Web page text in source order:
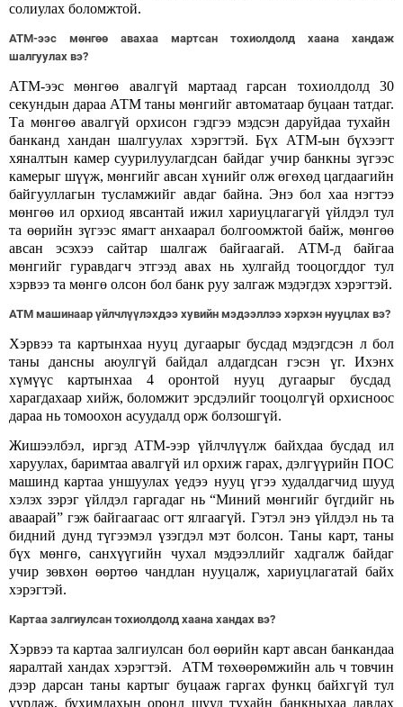
солиулах боломжтой.
АТМ-ээс мөнгөө авахаа мартсан тохиолдолд хаана хандаж
шалгуулах вэ?
АТМ-ээс мөнгөө авалгүй мартаад гарсан тохиолдолд 30
секундын дараа АТМ таны мөнгийг автоматаар буцаан татдаг.
Та мөнгөө авалгүй орхисон гэдгээ мэдсэн даруйдаа тухайн
банканд хандан шалгуулах хэрэгтэй. Бүх АТМ-ын бүхээгт
хяналтын камер суурилуулагдсан байдаг учир банкны зүгээс
камерыг шүүж, мөнгийг авсан хүнийг олж өгөхөд цагдаагийн
байгууллагын тусламжийг авдаг байна. Энэ бол хаа нэгтээ
мөнгөө ил орхиод явсантай ижил хариуцлагагүй үйлдэл тул
та өөрийн зүгээс ямагт анхаарал болгоомжтой байж, мөнгөө
авсан эсэхээ сайтар шалгаж байгаагай. АТМ-д байгаа
мөнгийг гуравдагч этгээд авах нь хулгайд тооцогддог тул
хэрвээ та мөнгө олсон бол банк руу залгаж мэдэгдэх хэрэгтэй.
АТМ машинаар үйлчлүүлэхдээ хувийн мэдээллээ хэрхэн нууцлах вэ?
Хэрвээ та картынхаа нууц дугаарыг бусдад мэдэгдсэн л бол
таны дансны аюулгүй байдал алдагдсан гэсэн үг. Ихэнх
хүмүүс картынхаа 4 оронтой нууц дугаарыг бусдад
харагдахаар хийж, боломжит эрсдэлийг тооцолгүй орхисноос
дараа нь томоохон асуудалд орж болзошгүй.
Жишээлбэл, иргэд АТМ-ээр үйлчлүүлж байхдаа бусдад ил
харуулах, баримтаа авалгүй ил орхиж гарах, дэлгүүрийн ПОС
машинд картаа уншуулах үедээ нууц үгээ худалдагчид шууд
хэлэх зэрэг үйлдэл гаргадаг нь “Миний мөнгийг бүгдийг нь
аваарай” гэж байгаагаас огт ялгаагүй. Гэтэл энэ үйлдэл нь та
бидний дунд түгээмэл үзэгдэл мэт болсон. Таны карт, таны
бүх мөнгө, санхүүгийн чухал мэдээллийг хадгалж байдаг
учир зөвхөн өөртөө чандлан нууцалж, хариуцлагатай байх
хэрэгтэй.
Картаа залгиулсан тохиолдолд хаана хандах вэ?
Хэрвээ та картаа залгиулсан бол өөрийн карт авсан банкандаа
яаралтай хандах хэрэгтэй. АТМ төхөөрөмжийн аль ч товчин
дээр дарсан таны картыг буцааж гаргах функц байхгүй тул
уурлаж, бухимдахын оронд шууд тухайн банкныхаа лавлах